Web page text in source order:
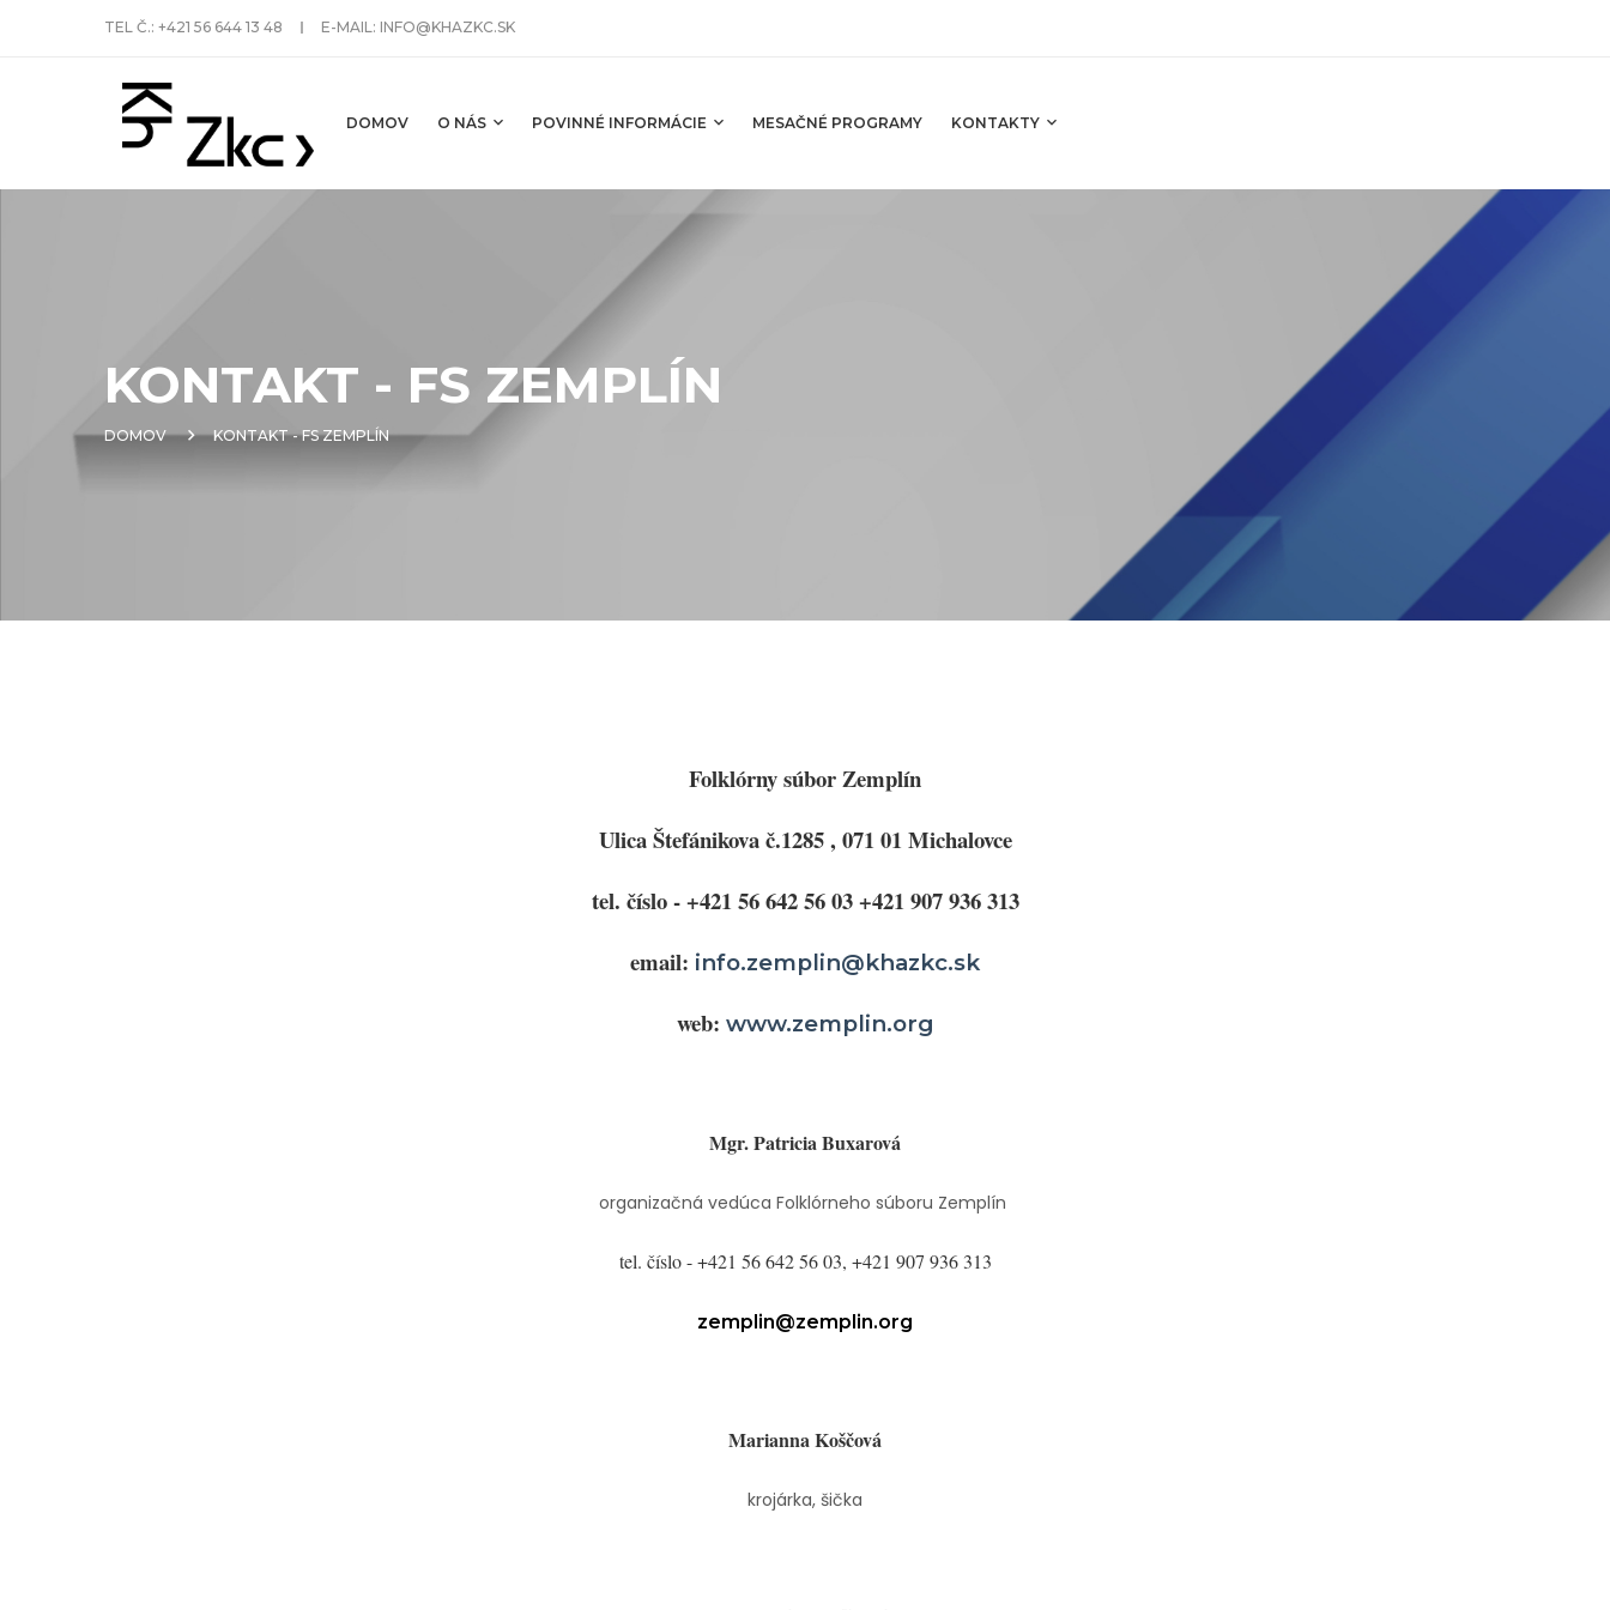
TEL Č.: +421 56 644 13 48 E-MAIL: INFO@KHAZKC.SK
DOMOV O NÁS POVINNÉ INFORMÁCIE MESAČNÉ PROGRAMY KONTAKTY
KONTAKT - FS ZEMPLÍN
DOMOV KONTAKT - FS ZEMPLÍN
Folklórny súbor Zemplín
Ulica Štefánikova č.1285 , 071 01 Michalovce
tel. číslo - +421 56 642 56 03 +421 907 936 313
email: info.zemplin@khazkc.sk
web: www.zemplin.org
Mgr. Patricia Buxarová
organizačná vedúca Folklórneho súboru Zemplín
tel. číslo - +421 56 642 56 03, +421 907 936 313
zemplin@zemplin.org
Marianna Koščová
krojárka, šička